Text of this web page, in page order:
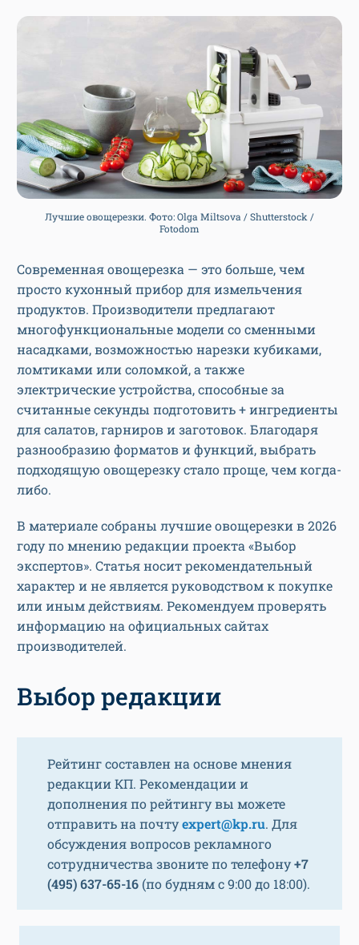
Лучшие овощерезки. Фото: Olga Miltsova / Shutterstock /
Fotodom
Современная овощерезка — это больше, чем
просто кухонный прибор для измельчения
продуктов. Производители предлагают
многофункциональные модели со сменными
насадками, возможностью нарезки кубиками,
ломтиками или соломкой, а также
электрические устройства, способные за
считанные секунды подготовить + ингредиенты
для салатов, гарниров и заготовок. Благодаря
разнообразию форматов и функций, выбрать
подходящую овощерезку стало проще, чем когда-
либо.
В материале собраны лучшие овощерезки в 2026
году по мнению редакции проекта «Выбор
экспертов». Статья носит рекомендательный
характер и не является руководством к покупке
или иным действиям. Рекомендуем проверять
информацию на официальных сайтах
производителей.
Выбор редакции
Рейтинг составлен на основе мнения
редакции КП. Рекомендации и
дополнения по рейтингу вы можете
отправить на почтуexpert@kp.ru. Для
обсуждения вопросов рекламного
сотрудничества звоните по телефону+7
(495) 637-65-16 (по будням с 9:00 до 18:00).